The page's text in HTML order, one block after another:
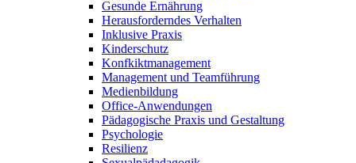
Gesunde Ernährung
Herausforderndes Verhalten
Inklusive Praxis
Kinderschutz
Konfkiktmanagement
Management und Teamführung
Medienbildung
Office-Anwendungen
Pädagogische Praxis und Gestaltung
Psychologie
Resilienz